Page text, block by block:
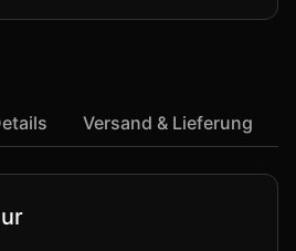
Versand & Lieferung